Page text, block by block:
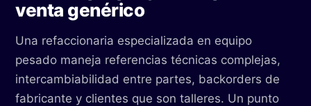
Maquinaria agrícola
Equipo industrial
Talleres de servicio
Business Intelligence
IAneth — IA
Desarrollo a la medida
Consultoría de procesos
Casos de éxito
Blog
Nosotros
venta genérico
Una refaccionaria especializada en equipo
pesado maneja referencias técnicas complejas,
intercambiabilidad entre partes, backorders de
fabricante y clientes que son talleres. Un punto